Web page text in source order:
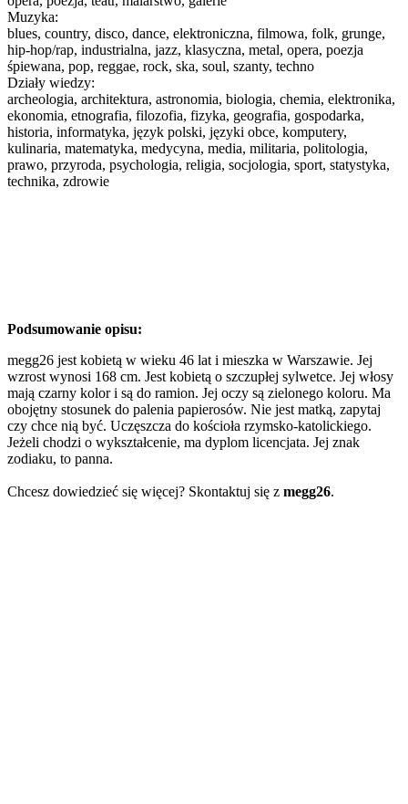
Muzyka:
blues, country, disco, dance, elektroniczna, filmowa, folk, grunge,
hip-hop/rap, industrialna, jazz, klasyczna, metal, opera, poezja
śpiewana, pop, reggae, rock, ska, soul, szanty, techno
Działy wiedzy:
archeologia, architektura, astronomia, biologia, chemia, elektronika,
ekonomia, etnografia, filozofia, fizyka, geografia, gospodarka,
historia, informatyka, język polski, języki obce, komputery,
kulinaria, matematyka, medycyna, media, militaria, politologia,
prawo, przyroda, psychologia, religia, socjologia, sport, statystyka,
technika, zdrowie
Podsumowanie opisu:
megg26 jest kobietą w wieku 46 lat i mieszka w Warszawie. Jej
wzrost wynosi 168 cm. Jest kobietą o szczupłej sylwetce. Jej włosy
mają czarny kolor i są do ramion. Jej oczy są zielonego koloru. Ma
obojętny stosunek do palenia papierosów. Nie jest matką, zapytaj
czy chce nią być. Uczęszcza do kościoła rzymsko-katolickiego.
Jeżeli chodzi o wykształcenie, ma dyplom licencjata. Jej znak
zodiaku, to panna.
Chcesz dowiedzieć się więcej? Skontaktuj się z megg26.